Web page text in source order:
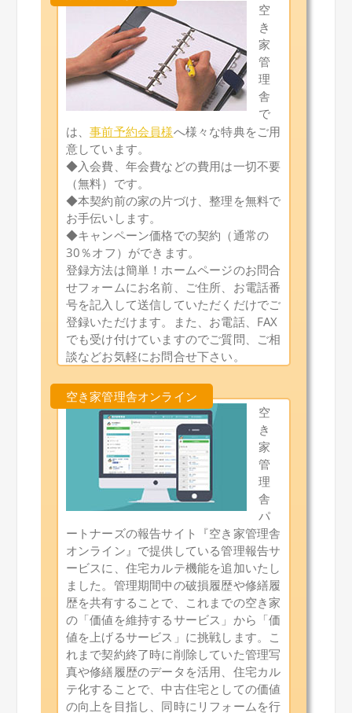
空
き
家
管
理
舎
で
は、事前予約会員様へ様々な特典をご用
意しています。
◆入会費、年会費などの費用は一切不要
（無料）です。
◆本契約前の家の片づけ、整理を無料で
お手伝いします。
◆キャンペーン価格での契約（通常の
30％オフ）ができます。
登録方法は簡単！ホームページのお問合
せフォームにお名前、ご住所、お電話番
号を記入して送信していただくだけでご
登録いただけます。また、お電話、FAX
でも受け付けていますのでご質問、ご相
談などお気軽にお問合せ下さい。
空
き
家
管
理
舎
パ
ートナーズの報告サイト『空き家管理舎
オンライン』で提供している管理報告サ
ービスに、住宅カルテ機能を追加いたし
ました。管理期間中の破損履歴や修繕履
歴を共有することで、これまでの空き家
の「価値を維持するサービス」から「価
値を上げるサービス」に挑戦します。こ
れまで契約終了時に削除していた管理写
真や修繕履歴のデータを活用、住宅カル
テ化することで、中古住宅としての価値
の向上を目指し、同時にリフォームを行